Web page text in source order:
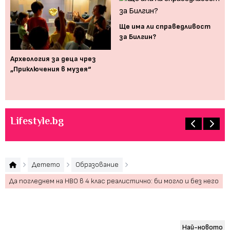
Археология за деца чрез
„Приключения в музея“
Ще има ли справедливост
за Билгин?
Lifestyle.bg
Детето
Образование
Да погледнем на НВО в 4 клас реалистично: би могло и без него
Най-новото